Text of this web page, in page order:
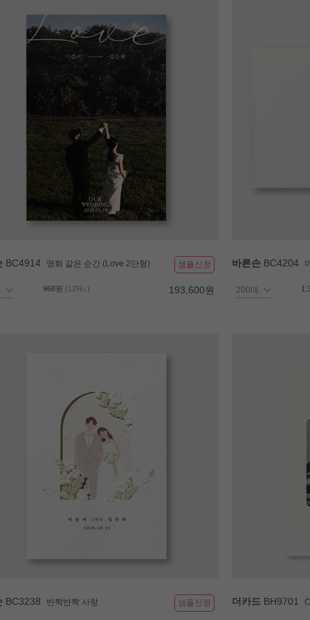
샘플신청
BC4914 영화 같은 순간 (Love 2단형)
968원 (12%↓) 193,600원
바른손 BC4204
샘플신청
BC3238 반짝반짝 사랑 더카드 BH9701